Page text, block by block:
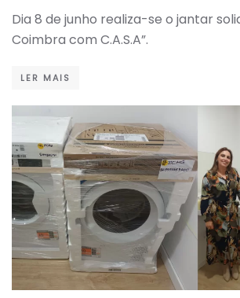
Dia 8 de junho realiza-se o jantar
Coimbra com C.A.S.A”.
LER MAIS